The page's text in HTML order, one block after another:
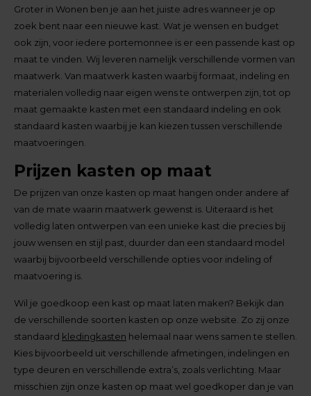
Groter in Wonen ben je aan het juiste adres wanneer je op
zoek bent naar een nieuwe kast. Wat je wensen en budget
ook zijn, voor iedere portemonnee is er een passende kast op
maat te vinden. Wij leveren namelijk verschillende vormen van
maatwerk. Van maatwerk kasten waarbij formaat, indeling en
materialen volledig naar eigen wens te ontwerpen zijn, tot op
maat gemaakte kasten met een standaard indeling en ook
standaard kasten waarbij je kan kiezen tussen verschillende
maatvoeringen.
Prijzen kasten op maat
De prijzen van onze kasten op maat hangen onder andere af
van de mate waarin maatwerk gewenst is. Uiteraard is het
volledig laten ontwerpen van een unieke kast die precies bij
jouw wensen en stijl past, duurder dan een standaard model
waarbij bijvoorbeeld verschillende opties voor indeling of
maatvoering is.
Wil je goedkoop een kast op maat laten maken? Bekijk dan
de verschillende soorten kasten op onze website. Zo zij onze
standaard kledingkasten helemaal naar wens samen te stellen.
Kies bijvoorbeeld uit verschillende afmetingen, indelingen en
type deuren en verschillende extra’s, zoals verlichting. Maar
misschien zijn onze kasten op maat wel goedkoper dan je van